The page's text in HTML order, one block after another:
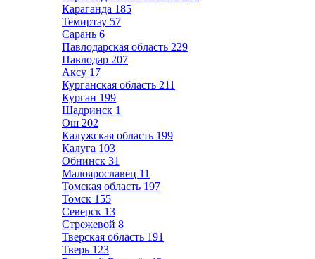
Караганда 185
Темиртау 57
Сарань 6
Павлодарская область 229
Павлодар 207
Аксу 17
Курганская область 211
Курган 199
Шадринск 1
Ош 202
Калужская область 199
Калуга 103
Обнинск 31
Малоярославец 11
Томская область 197
Томск 155
Северск 13
Стрежевой 8
Тверская область 191
Тверь 123